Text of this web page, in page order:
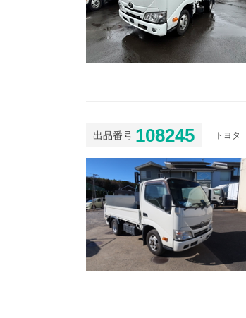
出品番号 108245 トヨタ